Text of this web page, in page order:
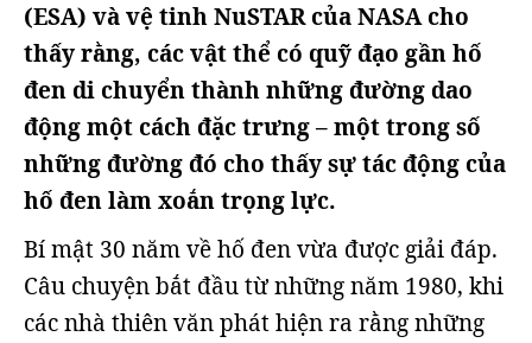
(ESA) và vệ tinh NuSTAR của NASA cho
thấy rằng, các vật thể có quỹ đạo gần hố
đen di chuyển thành những đường dao
động một cách đặc trưng – một trong số
những đường đó cho thấy sự tác động của
hố đen làm xoắn trọng lực.
Bí mật 30 năm về hố đen vừa được giải đáp.
Câu chuyện bắt đầu từ những năm 1980, khi
các nhà thiên văn phát hiện ra rằng những